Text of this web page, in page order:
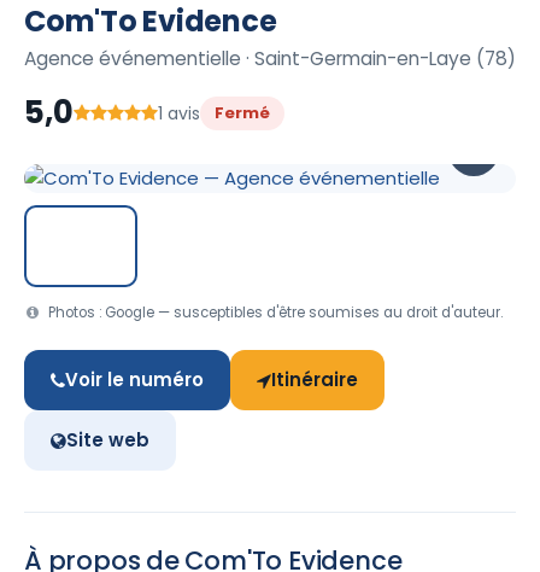
Com'To Evidence
Agence événementielle · Saint-Germain-en-Laye (78)
5,0 1 avis Fermé
Photos : Google — susceptibles d'être soumises au droit d'auteur.
Voir le numéro Itinéraire
Site web
À propos de Com'To Evidence